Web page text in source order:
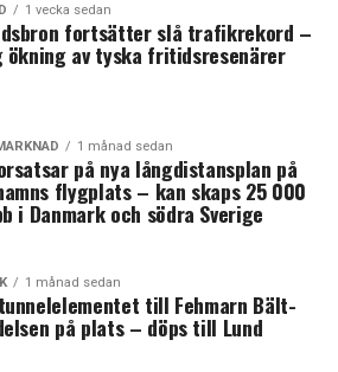
1 vecka sedan
fortsätter slå trafikrekord –
av tyska fritidsresenärer
1 månad sedan
på nya långdistansplan på
flygplats – kan skaps 25 000
i Danmark och södra Sverige
1 månad sedan
till Fehmarn Bält-
på plats – döps till Lund